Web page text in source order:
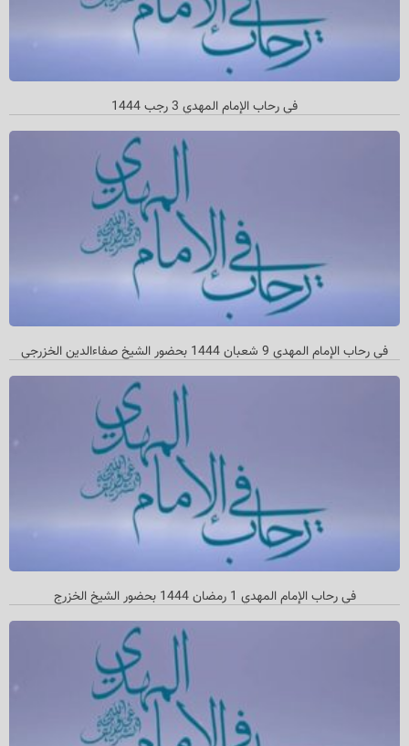
في رحاب الإمام المهدي 3 رجب 1444
في رحاب الإمام المهدي 9 شعبان 1444 بحضور الشيخ صفاءالدين الخزرجي
في رحاب الإمام المهدي 1 رمضان 1444 بحضور الشيخ الخزرج